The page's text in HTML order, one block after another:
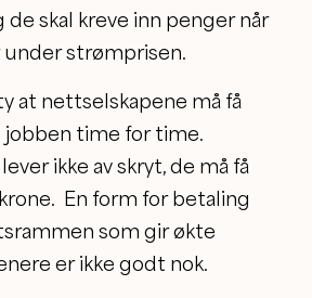
skal kreve inn penger når
strømprisen.
at nettselskapene må få
time for time.
ikke av skryt, de må få
En form for betaling
som gir økte
er ikke godt nok.